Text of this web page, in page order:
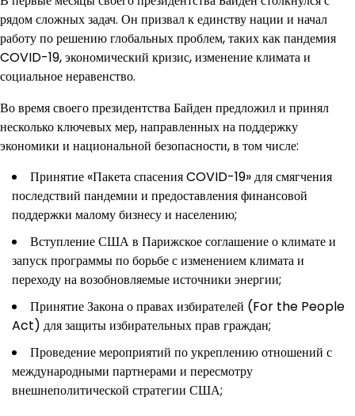
рядом сложных задач. Он призвал к единству нации и начал
работу по решению глобальных проблем, таких как пандемия
COVID-19, экономический кризис, изменение климата и
социальное неравенство.
Во время своего президентства Байден предложил и принял
несколько ключевых мер, направленных на поддержку
экономики и национальной безопасности, в том числе:
Принятие «Пакета спасения COVID-19» для смягчения
последствий пандемии и предоставления финансовой
поддержки малому бизнесу и населению;
Вступление США в Парижское соглашение о климате и
запуск программы по борьбе с изменением климата и
переходу на возобновляемые источники энергии;
Принятие Закона о правах избирателей (For the People
Act) для защиты избирательных прав граждан;
Проведение мероприятий по укреплению отношений с
международными партнерами и пересмотру
внешнеполитической стратегии США;